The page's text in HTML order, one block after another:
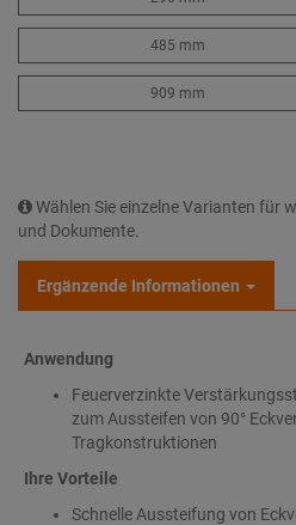
485 mm
909 mm
Wählen Sie einzelne Varianten für
und Dokumente.
Ergänzende Informationen
Anwendung
Feuerverzinkte
zum Aussteifen von 90°
Tragkonstruktionen
Ihre Vorteile
Schnelle Aussteifung von